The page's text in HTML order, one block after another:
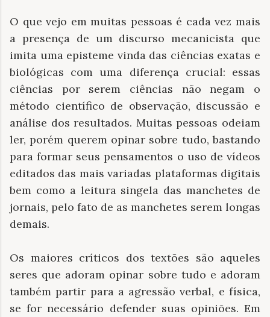
O que vejo em muitas pessoas é cada vez mais
a presença de um discurso mecanicista que
imita uma episteme vinda das ciências exatas e
biológicas com uma diferença crucial: essas
ciências por serem ciências não negam o
método científico de observação, discussão e
análise dos resultados. Muitas pessoas odeiam
ler, porém querem opinar sobre tudo, bastando
para formar seus pensamentos o uso de vídeos
editados das mais variadas plataformas digitais
bem como a leitura singela das manchetes de
jornais, pelo fato de as manchetes serem longas
demais.
Os maiores críticos dos textões são aqueles
seres que adoram opinar sobre tudo e adoram
também partir para a agressão verbal, e física,
se for necessário defender suas opiniões. Em